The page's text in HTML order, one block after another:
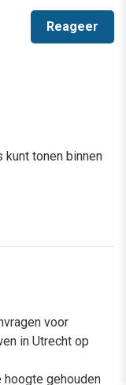
tonen binnen
voor
in Utrecht op
hoogte gehouden